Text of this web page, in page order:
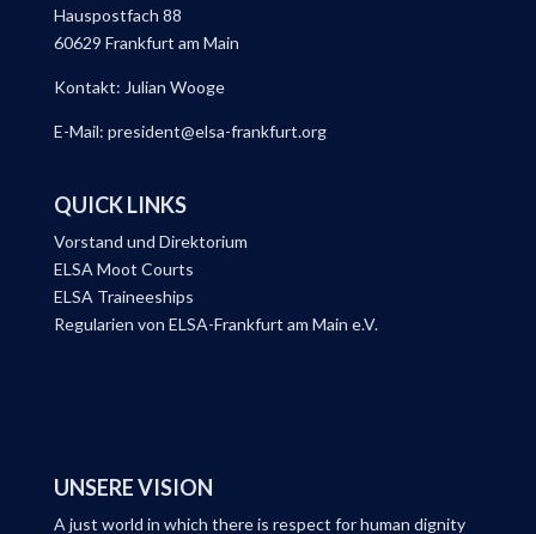
Hauspostfach 88
60629 Frankfurt am Main
Kontakt: Julian Wooge
E-Mail: president@elsa-frankfurt.org
QUICK LINKS
Vorstand und Direktorium
ELSA Moot Courts
ELSA Traineeships
Regularien von ELSA-Frankfurt am Main e.V.
UNSERE VISION
A just world in which there is respect for human dignity